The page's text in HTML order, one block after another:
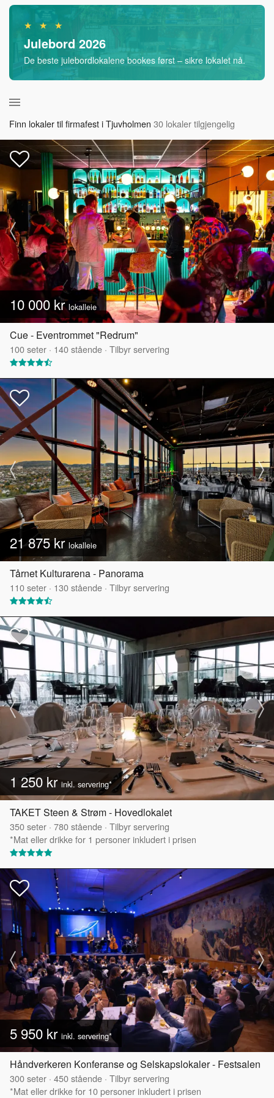
★ ★ ★
Julebord 2026
De beste julebordlokalene bookes først – sikre lokalet nå.
Finn lokaler til firmafest i Tjuvholmen 30 lokaler tilgjengelig
10 000 krlokalleie
Cue - Eventrommet "Redrum"
100seter · 140stående · Tilbyr servering
21 875 krlokalleie
Tårnet Kulturarena - Panorama
110seter · 130stående · Tilbyr servering
1 250 kr inkl. servering*
TAKET Steen & Strøm - Hovedlokalet
350seter · 780stående · Tilbyr servering
*Mat eller drikke for 1 personer inkludert i prisen
5 950 kr inkl. servering*
Håndverkeren Konferanse og Selskapslokaler - Festsalen
300seter · 450stående · Tilbyr servering
*Mat eller drikke for 10 personer inkludert i prisen